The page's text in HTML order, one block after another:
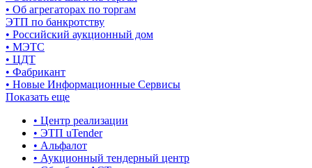
• Об агрегаторах по торгам
ЭТП по банкротству
• Российский аукционный дом
• МЭТС
• ЦДТ
• Фабрикант
• Новые Информационные Сервисы
Показать еще
• Центр реализации
• ЭТП uTender
• Альфалот
• Аукционный тендерный центр